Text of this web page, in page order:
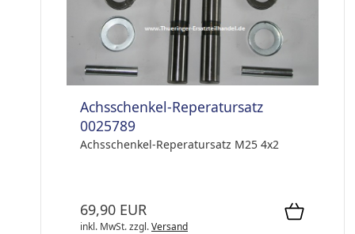
Achsschenkel-Reperatursatz
0025789
Achsschenkel-Reperatursatz M25 4x2
69,90 EUR
inkl. MwSt.zzgl.Versand